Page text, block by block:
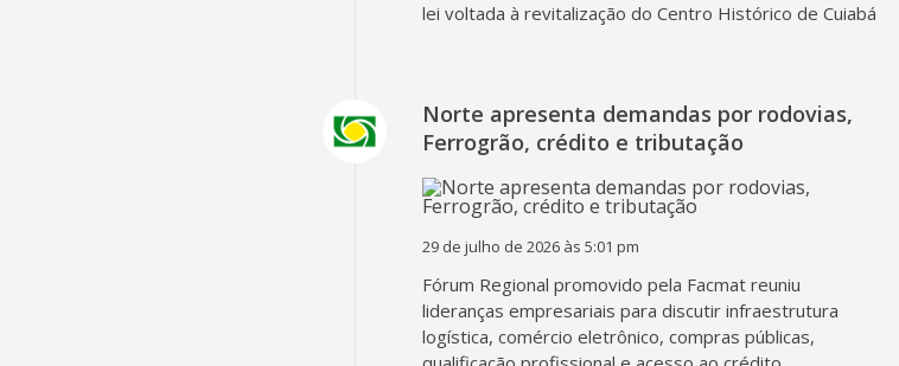
lei voltada à revitalização do Centro Histórico de Cuiabá
Norte apresenta demandas por rodovias,
Ferrogrão, crédito e tributação
29 de julho de 2026 às 5:01 pm
Fórum Regional promovido pela Facmat reuniu
lideranças empresariais para discutir infraestrutura
logística, comércio eletrônico, compras públicas,